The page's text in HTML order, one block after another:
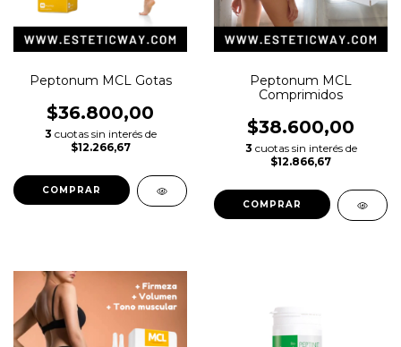
Peptonum MCL Gotas
$36.800,00
3 cuotas sin interés de
$12.266,67
COMPRAR
Peptonum MCL
Comprimidos
$38.600,00
3 cuotas sin interés de
$12.866,67
COMPRAR